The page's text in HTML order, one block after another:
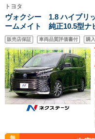
トヨタ
ヴォクシー 1.8 ハイブ
ームメイト 純正10.5型
衝突軽減 レーダークル
ックドア 三眼LEDヘッ
販売店保証 車両品質評価書付 購